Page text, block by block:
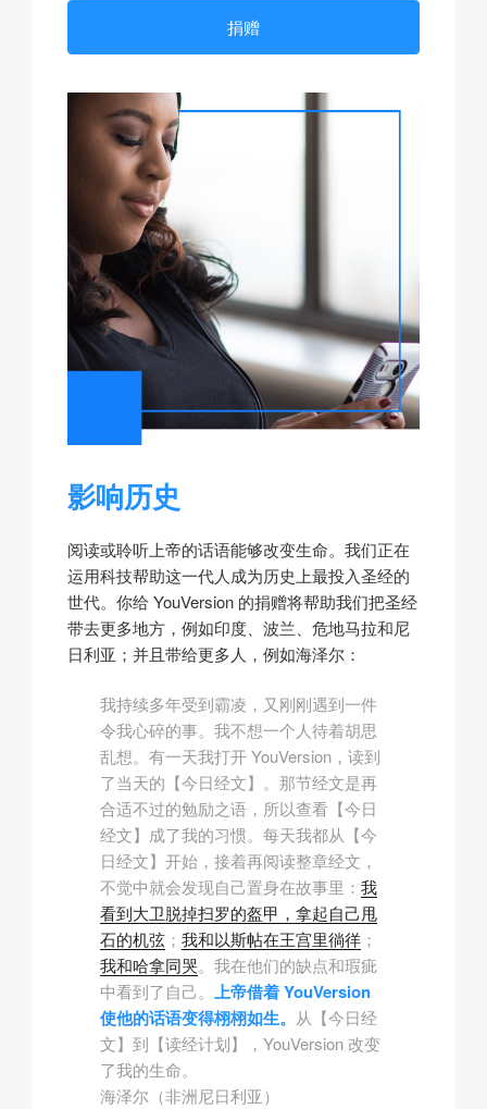
捐赠
影响历史
阅读或聆听上帝的话语能够改变生命。我们正在
运用科技帮助这一代人成为历史上最投入圣经的
世代。你给 YouVersion 的捐赠将帮助我们把圣经
带去更多地方，例如印度、波兰、危地马拉和尼
日利亚；并且带给更多人，例如海泽尔：
我持续多年受到霸凌，又刚刚遇到一件
令我心碎的事。我不想一个人待着胡思
乱想。有一天我打开 YouVersion，读到
了当天的 【今日经文】 。那节经文是再
合适不过的勉励之语，所以查看【今日
经文】成了我的习惯。每天我都从 【今
日经文】 开始，接着再阅读整章经文，
不觉中就会发现自己置身在故事里： 我
看到大卫脱掉扫罗的盔甲，拿起自己甩
石的机弦 ； 我和以斯帖在王宫里徜徉 ；
我和哈拿同哭。我在他们的缺点和瑕疵
中看到了自己。 上帝借着 YouVersion
使他的话语变得栩栩如生。 从 【今日经
文】 到 【读经计划】
，YouVersion 改变
了我的生命。
海泽尔（非洲尼日利亚）